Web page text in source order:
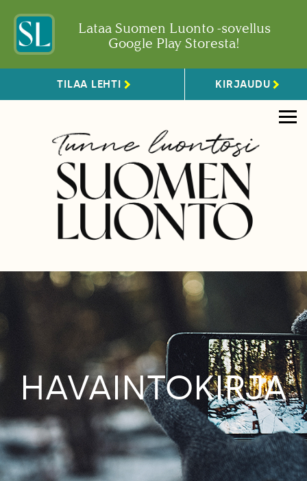
Lataa Suomen Luonto -sovellus
Google Play Storesta!
TILAA LEHTI KIRJAUDU
HAVAINTOKIRJA